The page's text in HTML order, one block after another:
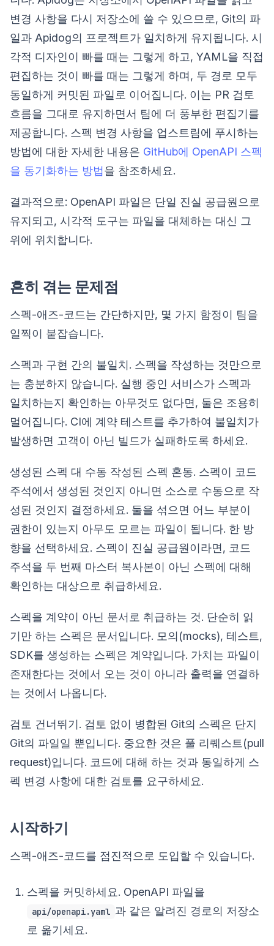
변경 사항을 다시 저장소에 쓸 수 있으므로, Git의 파
일과 Apidog의 프로젝트가 일치하게 유지됩니다. 시
각적 디자인이 빠를 때는 그렇게 하고, YAML을 직접
편집하는 것이 빠를 때는 그렇게 하며, 두 경로 모두
동일하게 커밋된 파일로 이어집니다. 이는 PR 검토
흐름을 그대로 유지하면서 팀에 더 풍부한 편집기를
제공합니다. 스펙 변경 사항을 업스트림에 푸시하는
방법에 대한 자세한 내용은 GitHub에 OpenAPI 스펙
을 동기화하는 방법을 참조하세요.
결과적으로: OpenAPI 파일은 단일 진실 공급원으로
유지되고, 시각적 도구는 파일을 대체하는 대신 그
위에 위치합니다.
흔히 겪는 문제점
스펙-애즈-코드는 간단하지만, 몇 가지 함정이 팀을
일찍이 붙잡습니다.
스펙과 구현 간의 불일치. 스펙을 작성하는 것만으로
는 충분하지 않습니다. 실행 중인 서비스가 스펙과
일치하는지 확인하는 아무것도 없다면, 둘은 조용히
멀어집니다. CI에 계약 테스트를 추가하여 불일치가
발생하면 고객이 아닌 빌드가 실패하도록 하세요.
생성된 스펙 대 수동 작성된 스펙 혼동. 스펙이 코드
주석에서 생성된 것인지 아니면 소스로 수동으로 작
성된 것인지 결정하세요. 둘을 섞으면 어느 부분이
권한이 있는지 아무도 모르는 파일이 됩니다. 한 방
향을 선택하세요. 스펙이 진실 공급원이라면, 코드
주석을 두 번째 마스터 복사본이 아닌 스펙에 대해
확인하는 대상으로 취급하세요.
스펙을 계약이 아닌 문서로 취급하는 것. 단순히 읽
기만 하는 스펙은 문서입니다. 모의(mocks), 테스트,
SDK를 생성하는 스펙은 계약입니다. 가치는 파일이
존재한다는 것에서 오는 것이 아니라 출력을 연결하
는 것에서 나옵니다.
검토 건너뛰기. 검토 없이 병합된 Git의 스펙은 단지
Git의 파일일 뿐입니다. 중요한 것은 풀 리퀘스트(pull
request)입니다. 코드에 대해 하는 것과 동일하게 스
펙 변경 사항에 대한 검토를 요구하세요.
시작하기
스펙-애즈-코드를 점진적으로 도입할 수 있습니다.
스펙을 커밋하세요. OpenAPI 파일을
api/openapi.yaml 과 같은 알려진 경로의 저장소
로 옮기세요.